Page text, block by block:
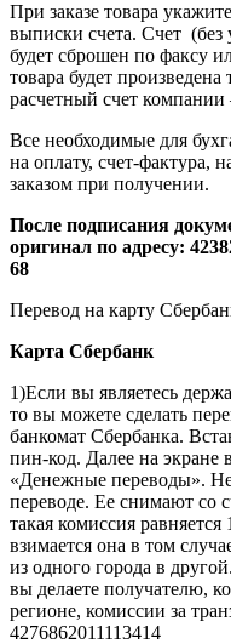
При заказе товара
выписки счета. Счет (без
будет сброшен по факсу
товара будет
расчетный счет
Все необходимые для
на оплату, счет-фактура,
заказом при получении.
После подписания
оригинал по адресу:
68
Перевод на карту
Карта Сбербанк
1)Если вы являетесь
то вы можете сделать
банкомат Сбербанка.
пин-код. Далее на экране
«Денежные переводы».
переводе. Ее снимают со
такая комиссия
взимается она в том
из одного города в
вы делаете получателю,
регионе, комиссии за
4276862011113414